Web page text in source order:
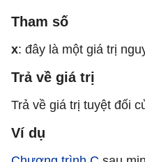
Tham số
x: đây là một giá trị
Trả về giá trị
Trả về giá trị tuyệt đối
Ví dụ